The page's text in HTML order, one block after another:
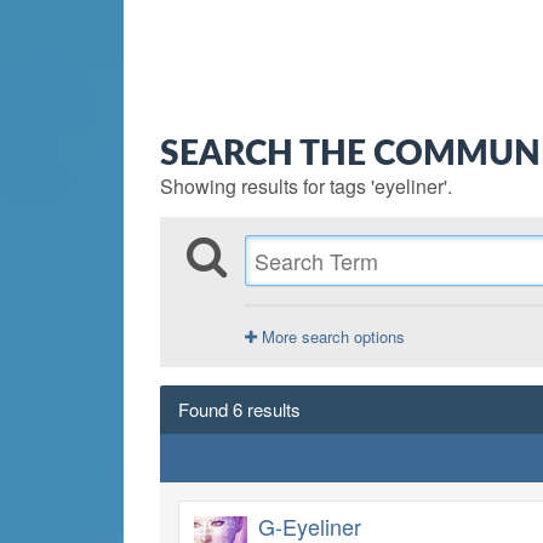
SEARCH THE
Showing results for tags 'eyeliner'.
More search options
Found 6 results
G-Eyeliner